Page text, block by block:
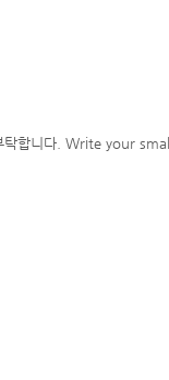
부탁합니다. Write your